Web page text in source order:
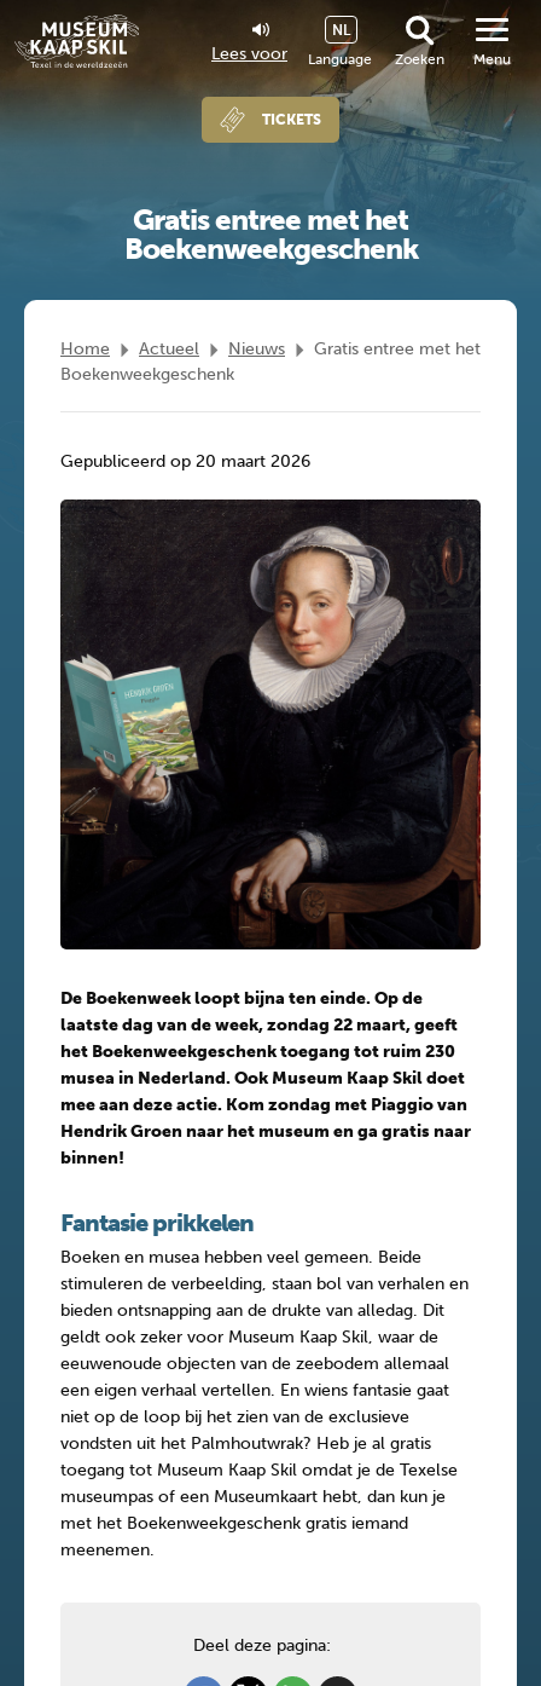
Lees voor Language
NL
Zoeken
TICKETS
Menu
Gratis entree met het
Boekenweekgeschenk
Home Actueel Nieuws
Gratis entree met het
Boekenweekgeschenk
Gepubliceerd op 20 maart 2026
De Boekenweek loopt bijna ten einde. Op de
laatste dag van de week, zondag 22 maart, geeft
het Boekenweekgeschenk toegang tot ruim 230
musea in Nederland. Ook Museum Kaap Skil doet
mee aan deze actie. Kom zondag met Piaggio van
Hendrik Groen naar het museum en ga gratis naar
binnen!
Fantasie prikkelen
Boeken en musea hebben veel gemeen. Beide
stimuleren de verbeelding, staan bol van verhalen en
bieden ontsnapping aan de drukte van alledag. Dit
geldt ook zeker voor Museum Kaap Skil, waar de
eeuwenoude objecten van de zeebodem allemaal
een eigen verhaal vertellen. En wiens fantasie gaat
niet op de loop bij het zien van de exclusieve
vondsten uit het Palmhoutwrak? Heb je al gratis
toegang tot Museum Kaap Skil omdat je de Texelse
museumpas of een Museumkaart hebt, dan kun je
met het Boekenweekgeschenk gratis iemand
meenemen.
Deel deze pagina: